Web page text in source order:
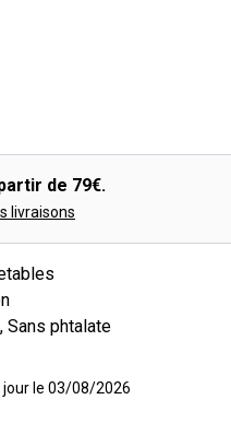
de 79€.
livraisons
Sans phtalate
jour le 03/08/2026